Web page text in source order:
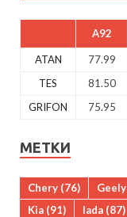
A92
ATAN 77.99
TES
81.50
GRIFON
75.95
МЕТКИ
Chery (76) Geely
Kia (91) lada (87)